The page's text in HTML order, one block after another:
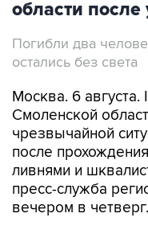
Погибли два
Москва. 6 августа.
чрезвычайной
после
ливнями и
пресс-служба
вечером в четверг.
Мощный циклон с